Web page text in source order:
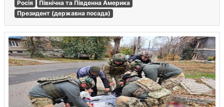
Росія
Північна та Південна Америка
Президент (державна посада)